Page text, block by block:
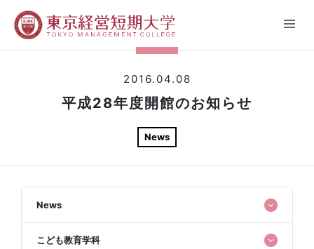
2016.04.08
平成28年度開館のお知らせ
News
News
こども教育学科